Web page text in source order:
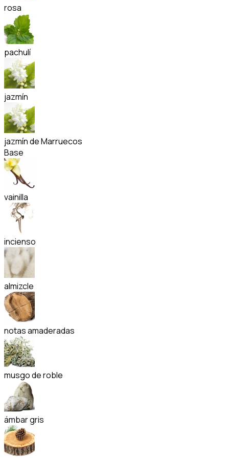
rosa
pachulí
jazmín
jazmín de Marruecos
Base
vainilla
incienso
almizcle
notas amaderadas
musgo de roble
ámbar gris